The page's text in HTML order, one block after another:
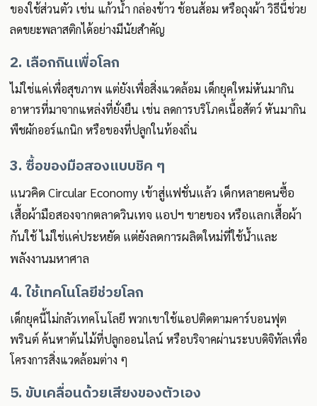
ของใช้ส่วนตัว เช่น แก้วน้ำ กล่องข้าว ช้อนส้อม หรือถุงผ้า วิธีนี้ช่วย
ลดขยะพลาสติกได้อย่างมีนัยสำคัญ
2. เลือกกินเพื่อโลก
ไม่ใช่แค่เพื่อสุขภาพ แต่ยังเพื่อสิ่งแวดล้อม เด็กยุคใหม่หันมากิน
อาหารที่มาจากแหล่งที่ยั่งยืน เช่น ลดการบริโภคเนื้อสัตว์ หันมากิน
พืชผักออร์แกนิก หรือของที่ปลูกในท้องถิ่น
3. ซื้อของมือสองแบบชิค ๆ
แนวคิด Circular Economy เข้าสู่แฟชั่นแล้ว เด็กหลายคนซื้อ
เสื้อผ้ามือสองจากตลาดวินเทจ แอปฯ ขายของ หรือแลกเสื้อผ้า
กันใช้ ไม่ใช่แค่ประหยัด แต่ยังลดการผลิตใหม่ที่ใช้น้ำและ
พลังงานมหาศาล
4. ใช้เทคโนโลยีช่วยโลก
เด็กยุคนี้ไม่กลัวเทคโนโลยี พวกเขาใช้แอปติดตามคาร์บอนฟุต
พรินต์ ค้นหาต้นไม้ที่ปลูกออนไลน์ หรือบริจาคผ่านระบบดิจิทัลเพื่อ
โครงการสิ่งแวดล้อมต่าง ๆ
5. ขับเคลื่อนด้วยเสียงของตัวเอง